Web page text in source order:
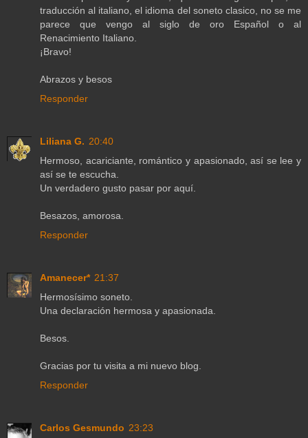
traducción al italiano, el idioma del soneto clasico, no se me
parece que vengo al siglo de oro Español o al
Renacimiento Italiano.
¡Bravo!
Abrazos y besos
Responder
Liliana G. 20:40
Hermoso, acariciante, romántico y apasionado, así se lee y
así se te escucha.
Un verdadero gusto pasar por aquí.
Besazos, amorosa.
Responder
Amanecer* 21:37
Hermosísimo soneto.
Una declaración hermosa y apasionada.
Besos.
Gracias por tu visita a mi nuevo blog.
Responder
Carlos Gesmundo 23:23